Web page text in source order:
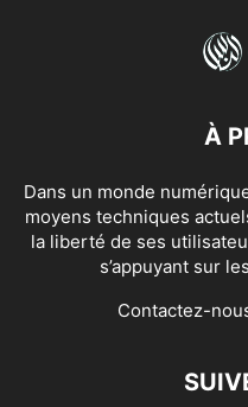
À
Dans un monde
moyens techniques
la liberté de ses
s’appuyant sur
Contactez-